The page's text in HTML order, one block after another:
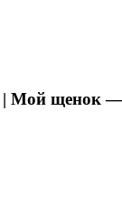
Мой щенок —